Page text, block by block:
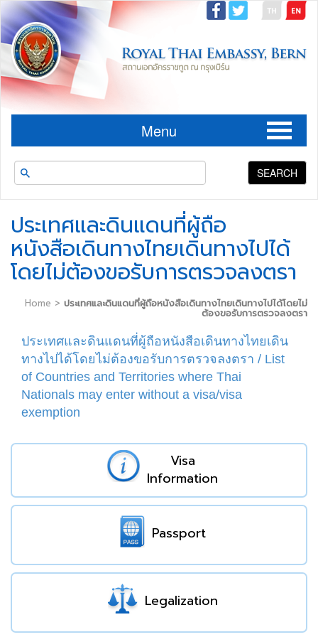
Menu
SEARCH
ประเทศและดินแดนที่ผู้ถือ
หนังสือเดินทางไทยเดินทางไปได้
โดยไม่ต้องขอรับการตรวจลงตรา
Home > ประเทศและดินแดนที่ผู้ถือหนังสือเดินทางไทยเดินทางไปได้โดยไม่
ต้องขอรับการตรวจลงตรา
ประเทศและดินแดนที่ผู้ถือหนังสือเดินทางไทยเดิน
ทางไปได้โดยไม่ต้องขอรับการตรวจลงตรา / List
of Countries and Territories where Thai
Nationals may enter without a visa/visa
exemption
Visa
Information
Passport
Legalization